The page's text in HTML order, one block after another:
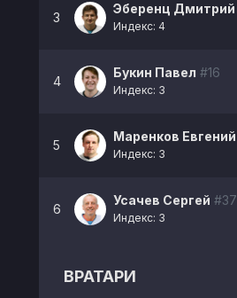
3
Эберенц Дмитрий
Индекс: 4
4
Букин Павел #16
Индекс: 3
5
Маренков Евгений
Индекс: 3
6
Усачев Сергей #37
Индекс: 3
ВРАТАРИ